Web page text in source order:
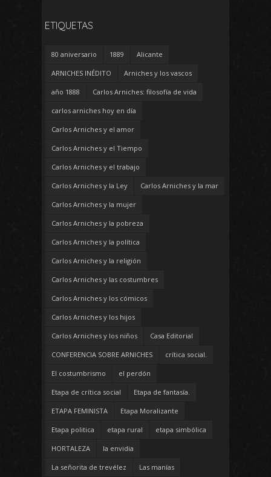
ETIQUETAS
80 aniversario 1889 Alicante
ARNICHES INÉDITO Arniches y los vascos
año 1888 Carlos Arniches: filosofía de vida
carlos arniches hoy en día
Carlos Arniches y el amor
Carlos Arniches y el Tiempo
Carlos Arniches y el trabajo
Carlos Arniches y la Ley Carlos Arniches y la mar
Carlos Arniches y la mujer
Carlos Arniches y la pobreza
Carlos Arniches y la política
Carlos Arniches y la religión
Carlos Arniches y las costumbres
Carlos Arniches y los cómicos
Carlos Arniches y los hijos
Carlos Arniches y los niños Casa Editorial
CONFERENCIA SOBRE ARNICHES crítica social.
El costumbrismo el perdón
Etapa de crítica social Etapa de fantasía.
ETAPA FEMINISTA Etapa Moralizante
Etapa politica etapa rural etapa simbólica
HORTALEZA la envidia
La señorita de trevélez Las manías